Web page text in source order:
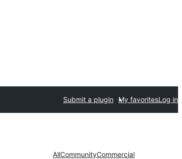
Submit a plugin My favoritesLog in
AllCommunityCommercial